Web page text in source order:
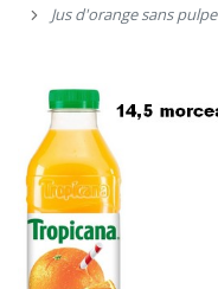
Jus d'orange sans pulpe